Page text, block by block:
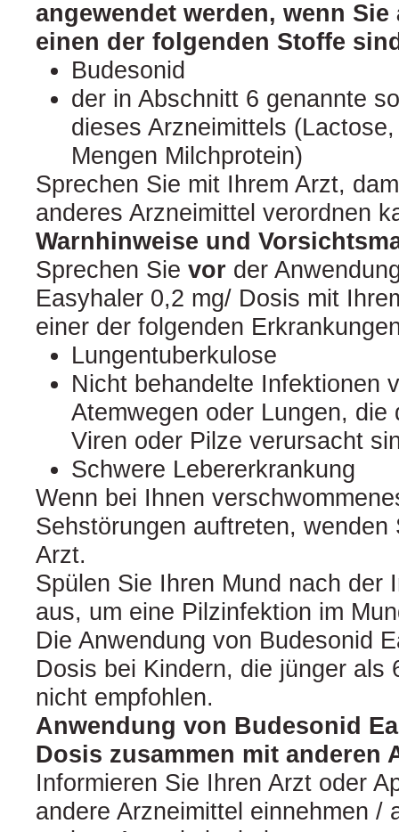
angewendet werden, wenn
einen der folgenden Stoffe
Budesonid
der in Abschnitt 6 genannte
dieses Arzneimittels
Mengen Milchprotein)
Sprechen Sie mit Ihrem Arzt,
anderes Arzneimittel verordnen
Warnhinweise und
Sprechen Sie vor der
Easyhaler 0,2 mg/ Dosis mit
einer der folgenden
Lungentuberkulose
Nicht behandelte Infektionen
Atemwegen oder Lungen, die
Viren oder Pilze verursacht
Schwere Lebererkrankung
Wenn bei Ihnen
Sehstörungen auftreten, wenden
Arzt.
Spülen Sie Ihren Mund nach der
aus, um eine Pilzinfektion im
Die Anwendung von Budesonid
Dosis bei Kindern, die jünger als
nicht empfohlen.
Anwendung von Budesonid
Dosis zusammen mit anderen
Informieren Sie Ihren Arzt oder
andere Arzneimittel einnehmen /